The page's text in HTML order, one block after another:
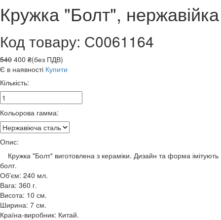
Кружка "Болт", нержавійка
Код товару: С0061164
540 400 ₴(без ПДВ)
Є в наявності Купити
Кількість:
Кольорова гамма:
Опис:
Кружка "Болт" виготовлена з кераміки. Дизайн та форма імітують
болт.
Об'єм: 240 мл.
Вага: 360 г.
Висота: 10 см.
Ширина: 7 см.
Країна-виробник: Китай.